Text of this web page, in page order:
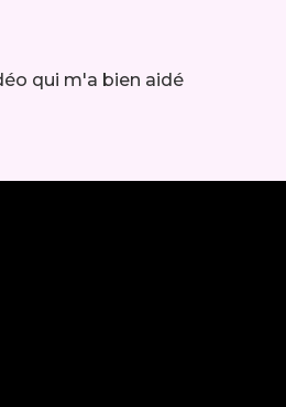
qui m'a bien aidé